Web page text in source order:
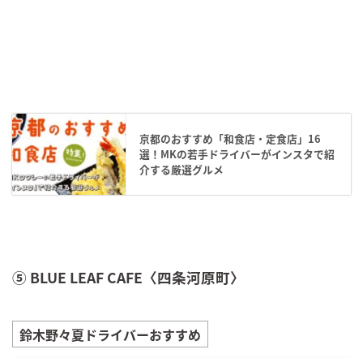
京都のおすすめ「和食店・定食店」16
選！MKの若手ドライバーがインスタで紹
介する厳選グルメ
⑤ BLUE LEAF CAFE〈四条河原町〉
鈴木野々夏 ドライバーおすすめ